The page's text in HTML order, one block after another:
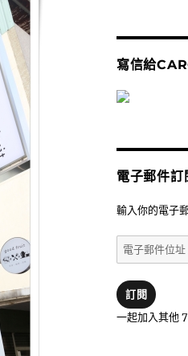
寫信給
電子郵件訂
輸入你的電子
電
子
件
位
訂閱
一起加入其他